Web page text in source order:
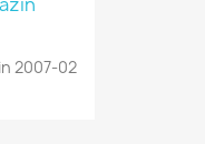
2007-02